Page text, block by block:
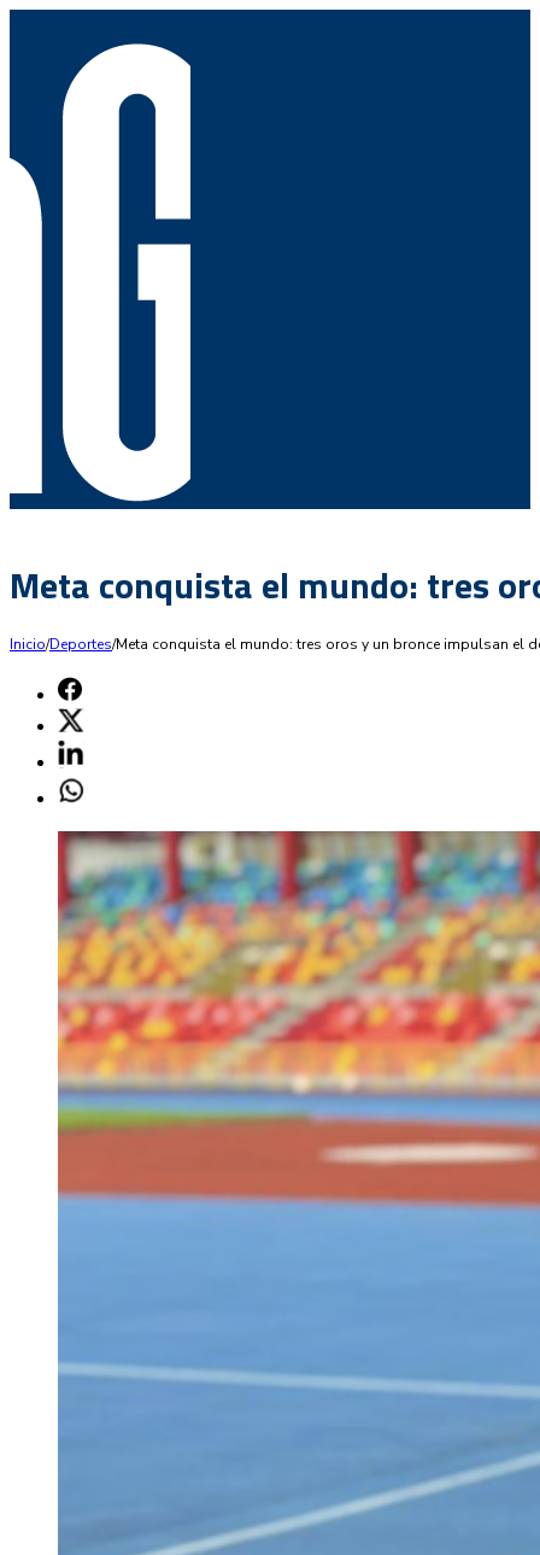
Meta conquista el mundo: tres
Inicio/Deportes/Meta conquista el mundo: tres oros y un bronce impulsan el